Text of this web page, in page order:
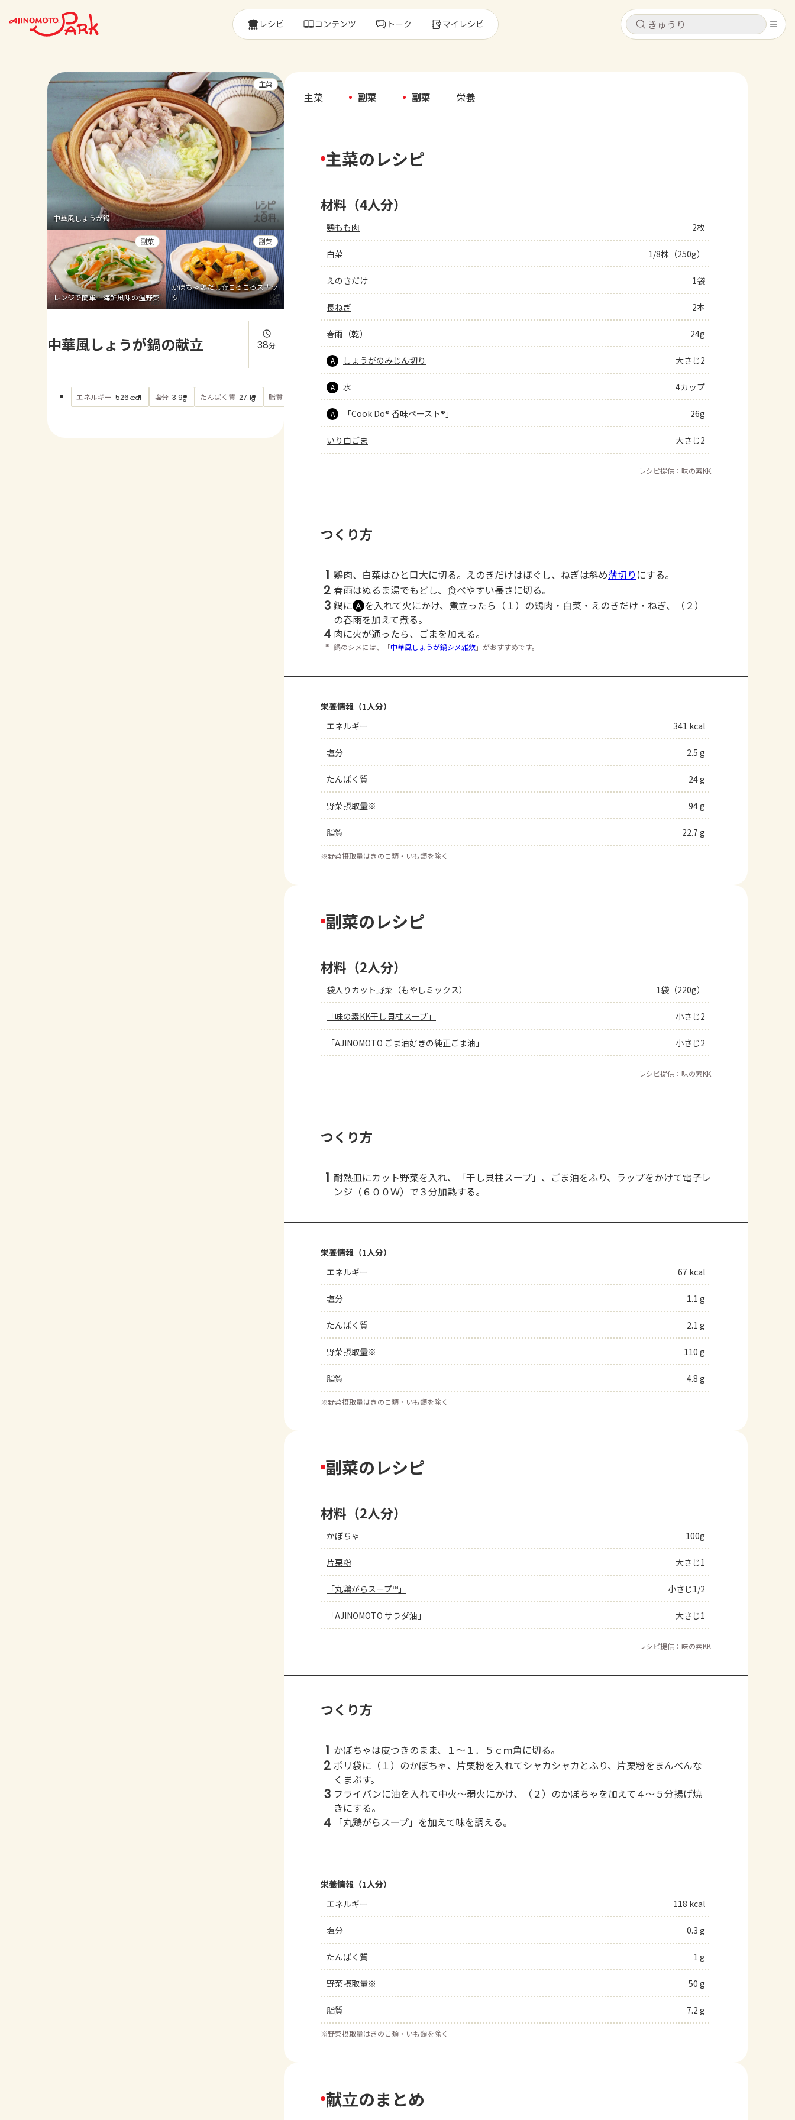
キャンセル
トーク
よくあるお問い合わせ
お買い物
キャンセル
レシピ コンテンツ トーク マイレシピ
中華風しょうが鍋
主菜
レンジで簡単！海鮮風味の温野菜
副菜
かぼちゃ鶏だし☆ころころスナッ
ク
副菜
中華風しょうが鍋の献立 38分
エネルギー 526kcal 塩分 3.9g たんぱく質 27.1g 脂質 もっと見る
主菜 副菜 副菜 栄養
主菜のレシピ
材料（4人分）
鶏もも肉 2枚
白菜 1/8株（250g）
えのきだけ 1袋
長ねぎ 2本
春雨（乾） 24g
A しょうがのみじん切り 大さじ2
A 水 4カップ
A 「Cook Do® 香味ペースト®」 26g
いり白ごま 大さじ2
レシピ提供：味の素KK
つくり方
1 鶏肉、白菜はひと口大に切る。えのきだけはほぐし、ねぎは斜め薄切り にする。
2 春雨はぬるま湯でもどし、食べやすい長さに切る。
3 鍋に Ａ を入れて火にかけ、煮立ったら（１）の鶏肉・白菜・えのきだけ・ねぎ、（２）
の春雨を加えて煮る。
4 肉に火が通ったら、ごまを加える。
＊ 鍋のシメには、「中華風しょうが鍋シメ雑炊」がおすすめです。
栄養情報（1人分）
エネルギー
341 kcal
塩分 2.5 g
たんぱく質 24 g
野菜摂取量※ 94 g
脂質 22.7 g
※野菜摂取量はきのこ類・いも類を除く
副菜のレシピ
材料（2人分）
袋入りカット野菜（もやしミックス） 1袋（220g）
「味の素KK干し貝柱スープ」 小さじ2
「AJINOMOTO ごま油好きの純正ごま油」 小さじ2
レシピ提供：味の素KK
つくり方
1 耐熱皿にカット野菜を入れ、「干し貝柱スープ」、ごま油をふり、ラップをかけて電子レ
ンジ（６００Ｗ）で３分加熱する。
栄養情報（1人分）
エネルギー
67 kcal
塩分 1.1 g
たんぱく質 2.1 g
野菜摂取量※ 110 g
脂質 4.8 g
※野菜摂取量はきのこ類・いも類を除く
副菜のレシピ
材料（2人分）
かぼちゃ 100g
片栗粉 大さじ1
「丸鶏がらスープ™」 小さじ1/2
「AJINOMOTO サラダ油」 大さじ1
レシピ提供：味の素KK
つくり方
1 かぼちゃは皮つきのまま、１～１．５ｃｍ角に切る。
2 ポリ袋に（１）のかぼちゃ、片栗粉を入れてシャカシャカとふり、片栗粉をまんべんな
くまぶす。
3 フライパンに油を入れて中火～弱火にかけ、（２）のかぼちゃを加えて４～５分揚げ焼
きにする。
4 「丸鶏がらスープ」を加えて味を調える。
栄養情報（1人分）
エネルギー
118 kcal
塩分 0.3 g
たんぱく質 1 g
野菜摂取量※ 50 g
脂質 7.2 g
※野菜摂取量はきのこ類・いも類を除く
献立のまとめ